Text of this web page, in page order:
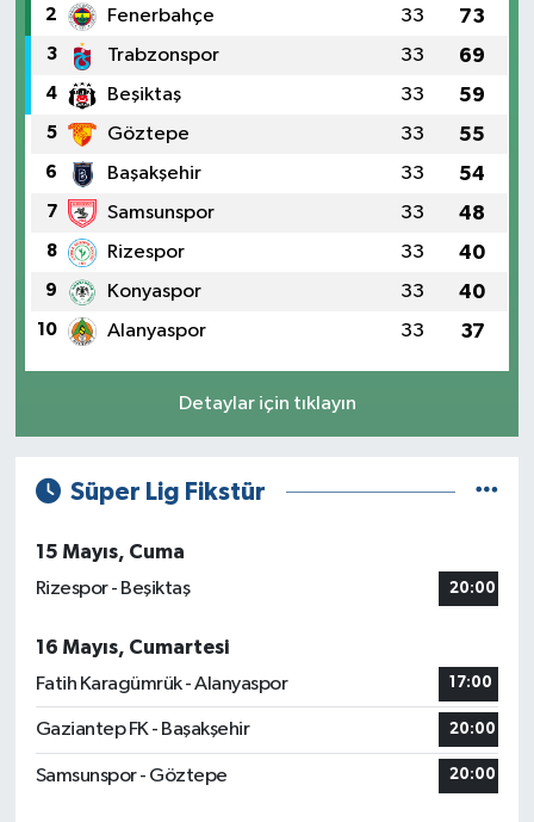
2 Fenerbahçe 33 73
3 Trabzonspor 33 69
4 Beşiktaş 33 59
5 Göztepe 33 55
6 Başakşehir 33 54
7 Samsunspor 33 48
8 Rizespor 33 40
9 Konyaspor 33 40
10 Alanyaspor 33 37
Detaylar için tıklayın
Süper Lig Fikstür
15 Mayıs, Cuma
Rizespor - Beşiktaş
20:00
16 Mayıs, Cumartesi
Fatih Karagümrük - Alanyaspor
17:00
Gaziantep FK - Başakşehir 20:00
Samsunspor - Göztepe 20:00